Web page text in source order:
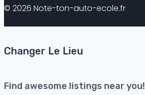
© 2026 Note-ton-auto-ecole.fr
Changer Le Lieu
Find awesome listings near you!